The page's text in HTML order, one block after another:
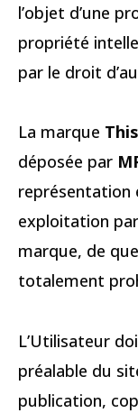
l’objet d’une
propriété
par le droit
La marque
déposée par
exploitation
marque, de
totalement
L’Utilisateur
préalable du
publication,